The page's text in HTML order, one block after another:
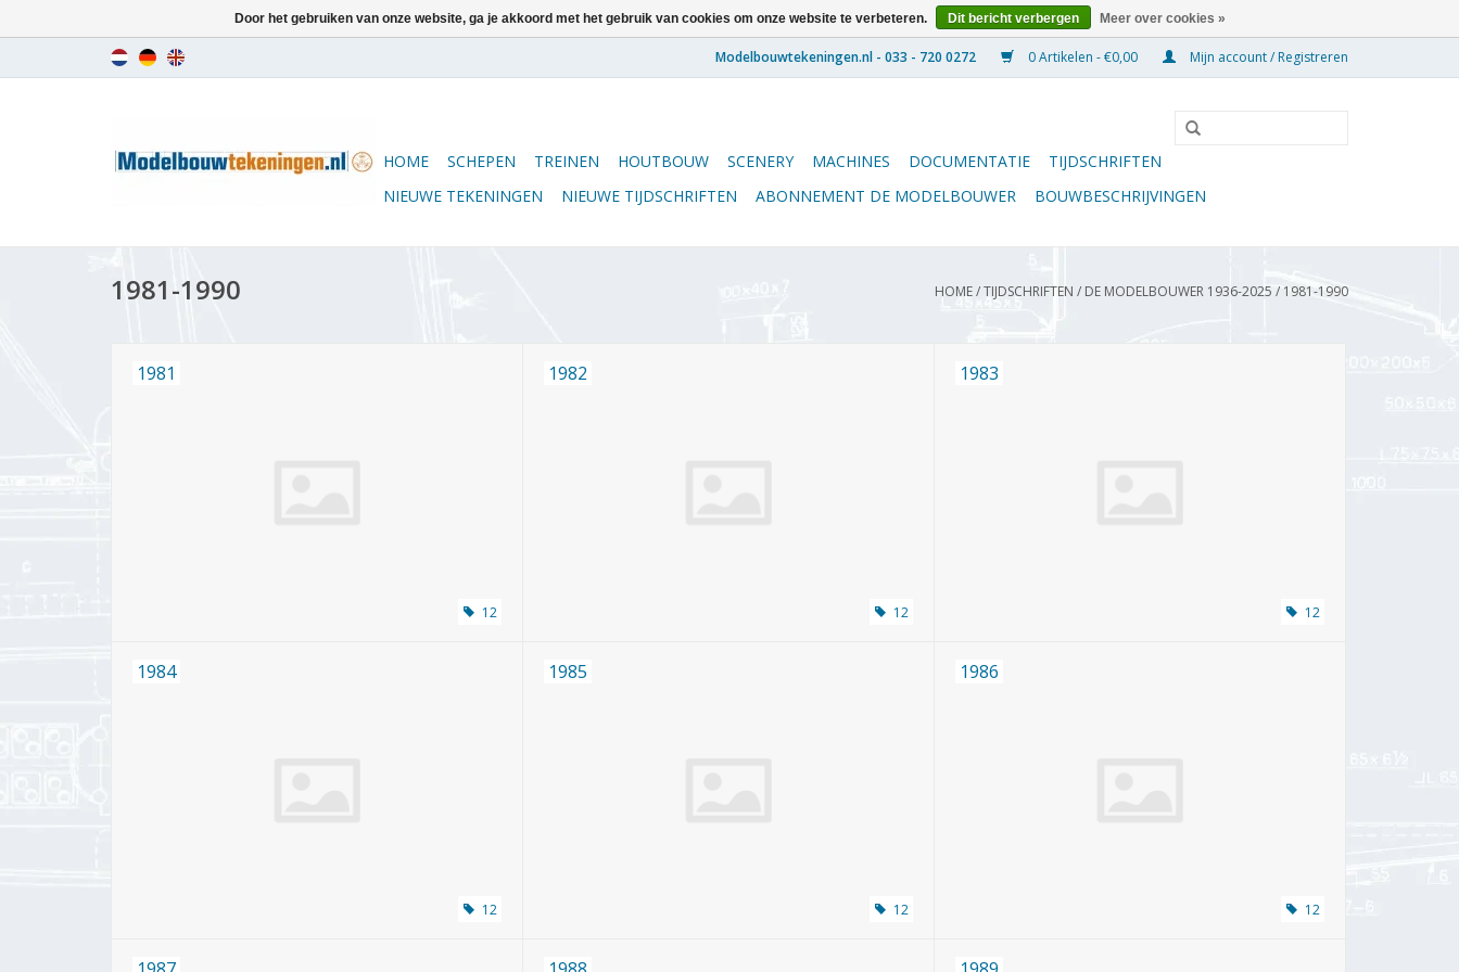
0 Artikelen - €0,00 Mijn account / Registreren
HOME SCHEPEN TREINEN HOUTBOUW SCENERY MACHINES DOCUMENTATIE
TIJDSCHRIFTEN
NIEUWE TEKENINGEN
NIEUWE TIJDSCHRIFTEN ABONNEMENT DE MODELBOUWER BOUWBESCHRIJVINGEN
1981-1990 HOME/TIJDSCHRIFTEN / DE MODELBOUWER 1936-2025 / 1981-1990
1981
12
1982
12
1983
12
1984
12
1985
12
1986
12
Door het gebruiken van onze website, ga je akkoord met het gebruik van cookies om onze website te verbeteren. Dit bericht verbergen Meer over cookies »